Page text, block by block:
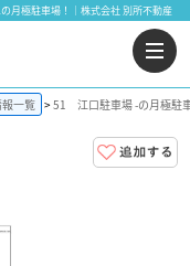
月極駐車場！｜株式会社 別所不動産
一覧 51 江口駐車場 -の月極駐